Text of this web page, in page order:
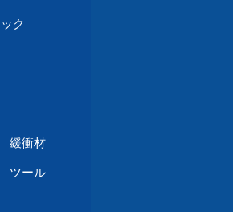
ク
緩衝材
ツール